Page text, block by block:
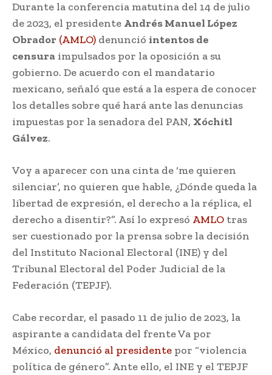
Durante la conferencia matutina del 14 de julio
de 2023, el presidente Andrés Manuel López
Obrador (AMLO) denunció intentos de
censura impulsados por la oposición a su
gobierno. De acuerdo con el mandatario
mexicano, señaló que está a la espera de conocer
los detalles sobre qué hará ante las denuncias
impuestas por la senadora del PAN, Xóchitl
Gálvez.
Voy a aparecer con una cinta de ‘me quieren
silenciar’, no quieren que hable, ¿Dónde queda la
libertad de expresión, el derecho a la réplica, el
derecho a disentir?”. Así lo expresó AMLO tras
ser cuestionado por la prensa sobre la decisión
del Instituto Nacional Electoral (INE) y del
Tribunal Electoral del Poder Judicial de la
Federación (TEPJF).
Cabe recordar, el pasado 11 de julio de 2023, la
aspirante a candidata del frente Va por
México, denunció al presidente por “violencia
política de género”. Ante ello, el INE y el TEPJF